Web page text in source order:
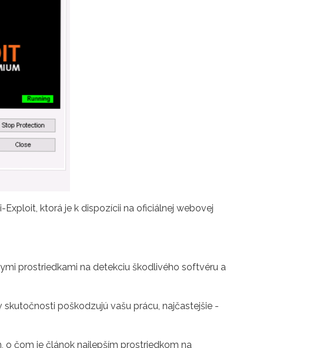
ktorá je k dispozícii na oficiálnej webovej
prostriedkami na detekciu škodlivého softvéru a
poškodzujú vašu prácu, najčastejšie -
čom je článok najlepším prostriedkom na